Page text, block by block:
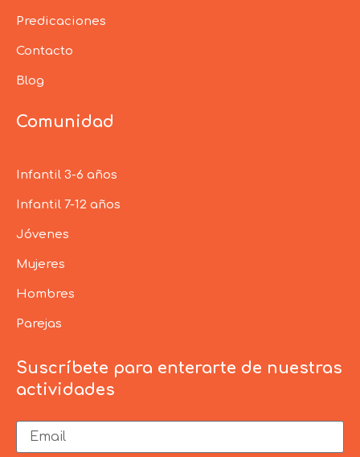
Predicaciones
Contacto
Blog
Comunidad
Infantil 3-6 años
Infantil 7-12 años
Jóvenes
Mujeres
Hombres
Parejas
Suscríbete para enterarte de nuestras
actividades